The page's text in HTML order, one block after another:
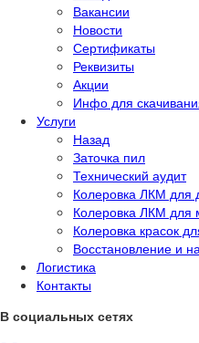
Вакансии
Новости
Сертификаты
Реквизиты
Акции
Инфо для
Услуги
Назад
Заточка пил
Технический аудит
Колеровка ЛКМ для
Колеровка ЛКМ для
Колеровка красок
Восстановление и
Логистика
Контакты
В социальных сетях